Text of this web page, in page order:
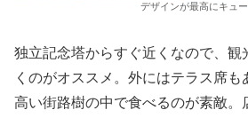
デザインが最高にキュー
独立記念塔からすぐ近くなので、観
くのがオススメ。外にはテラス席
高い街路樹の中で食べるのが素敵。